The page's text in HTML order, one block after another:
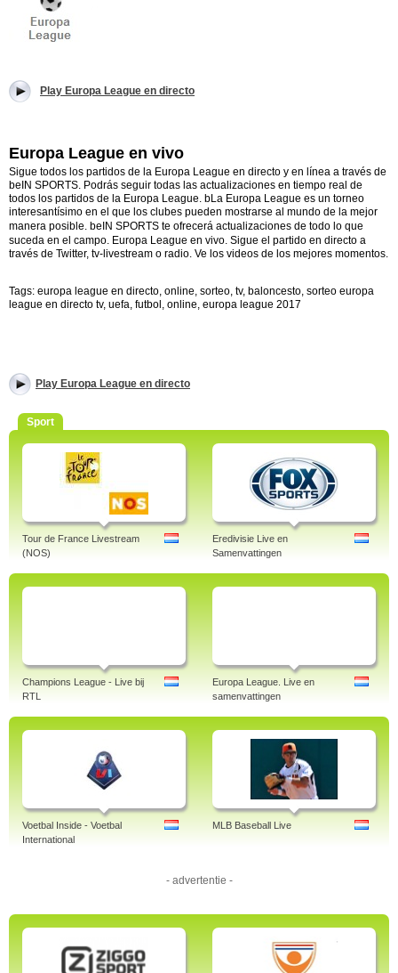
Play Europa League en directo
Europa League en vivo
Sigue todos los partidos de la Europa League en directo y en línea a través de
beIN SPORTS. Podrás seguir todas las actualizaciones en tiempo real de
todos los partidos de la Europa League. bLa Europa League es un torneo
interesantísimo en el que los clubes pueden mostrarse al mundo de la mejor
manera posible. beIN SPORTS te ofrecerá actualizaciones de todo lo que
suceda en el campo. Europa League en vivo. Sigue el partido en directo a
través de Twitter, tv-livestream o radio. Ve los videos de los mejores momentos.
Tags: europa league en directo, online, sorteo, tv, baloncesto, sorteo europa
league en directo tv, uefa, futbol, online, europa league 2017
Play Europa League en directo
Sport
Tour de France Livestream
(NOS)
Eredivisie Live en
Samenvattingen
Champions League - Live bij
RTL
Europa League. Live en
samenvattingen
Voetbal Inside - Voetbal
International
MLB Baseball Live
- advertentie -